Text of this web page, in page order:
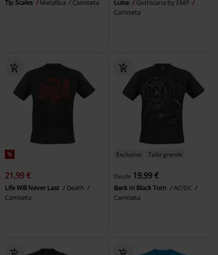
Tip Scales Metallica Camiseta Luise
Gothicana by EMP
Camiseta
%
21,99 €
Life Will Never Last
Death
Camiseta
Exclusivo Talla grande
Desde 19,99 €
Back In Black Torn
AC/DC
Camiseta